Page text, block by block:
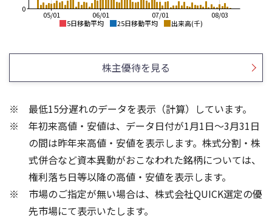
5日移動平均 25日移動平均 出来高(千)
08/03
07/01
06/01
05/01
0
25/12
25/10
25/08
25/06
25/04
700
800
1,100
1,200
1,300
24/01
23/01
22/01
21/01
500
1,000
1,500
3,000
3,500
4,000
株主優待を見る
最低15分遅れのデータを表示（計算）しています。
年初来高値・安値は、データ日付が1月1日～3月31日
の間は昨年来高値・安値を表示します。株式分割・株
式併合など資本異動がおこなわれた銘柄については、
権利落ち日等以降の高値・安値を表示します。
市場のご指定が無い場合は、株式会社QUICK選定の優
先市場にて表示いたします。